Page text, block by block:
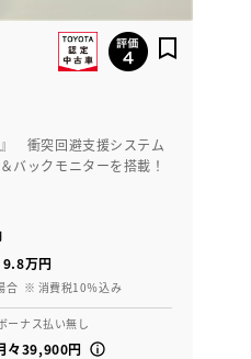
』 衝突回避支援システム
バックモニターを搭載！
9.8万円
合 ※ 消費税10％込み
ーナス払い無し
々39,900円